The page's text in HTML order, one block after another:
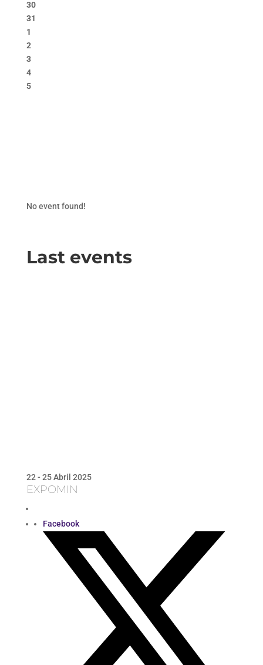
30
31
1
2
3
4
5
No event found!
Last events
22 - 25 Abril 2025
EXPOMIN
Facebook